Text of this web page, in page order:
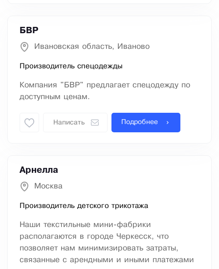
БВР
Ивановская область, Иваново
Производитель спецодежды
Компания "БВР" предлагает спецодежду по
доступным ценам.
Написать Подробнее
Арнелла
Москва
Производитель детского трикотажа
Наши текстильные мини-фабрики
располагаются в городе Черкесск, что
позволяет нам минимизировать затраты,
связанные с арендными и иными платежами